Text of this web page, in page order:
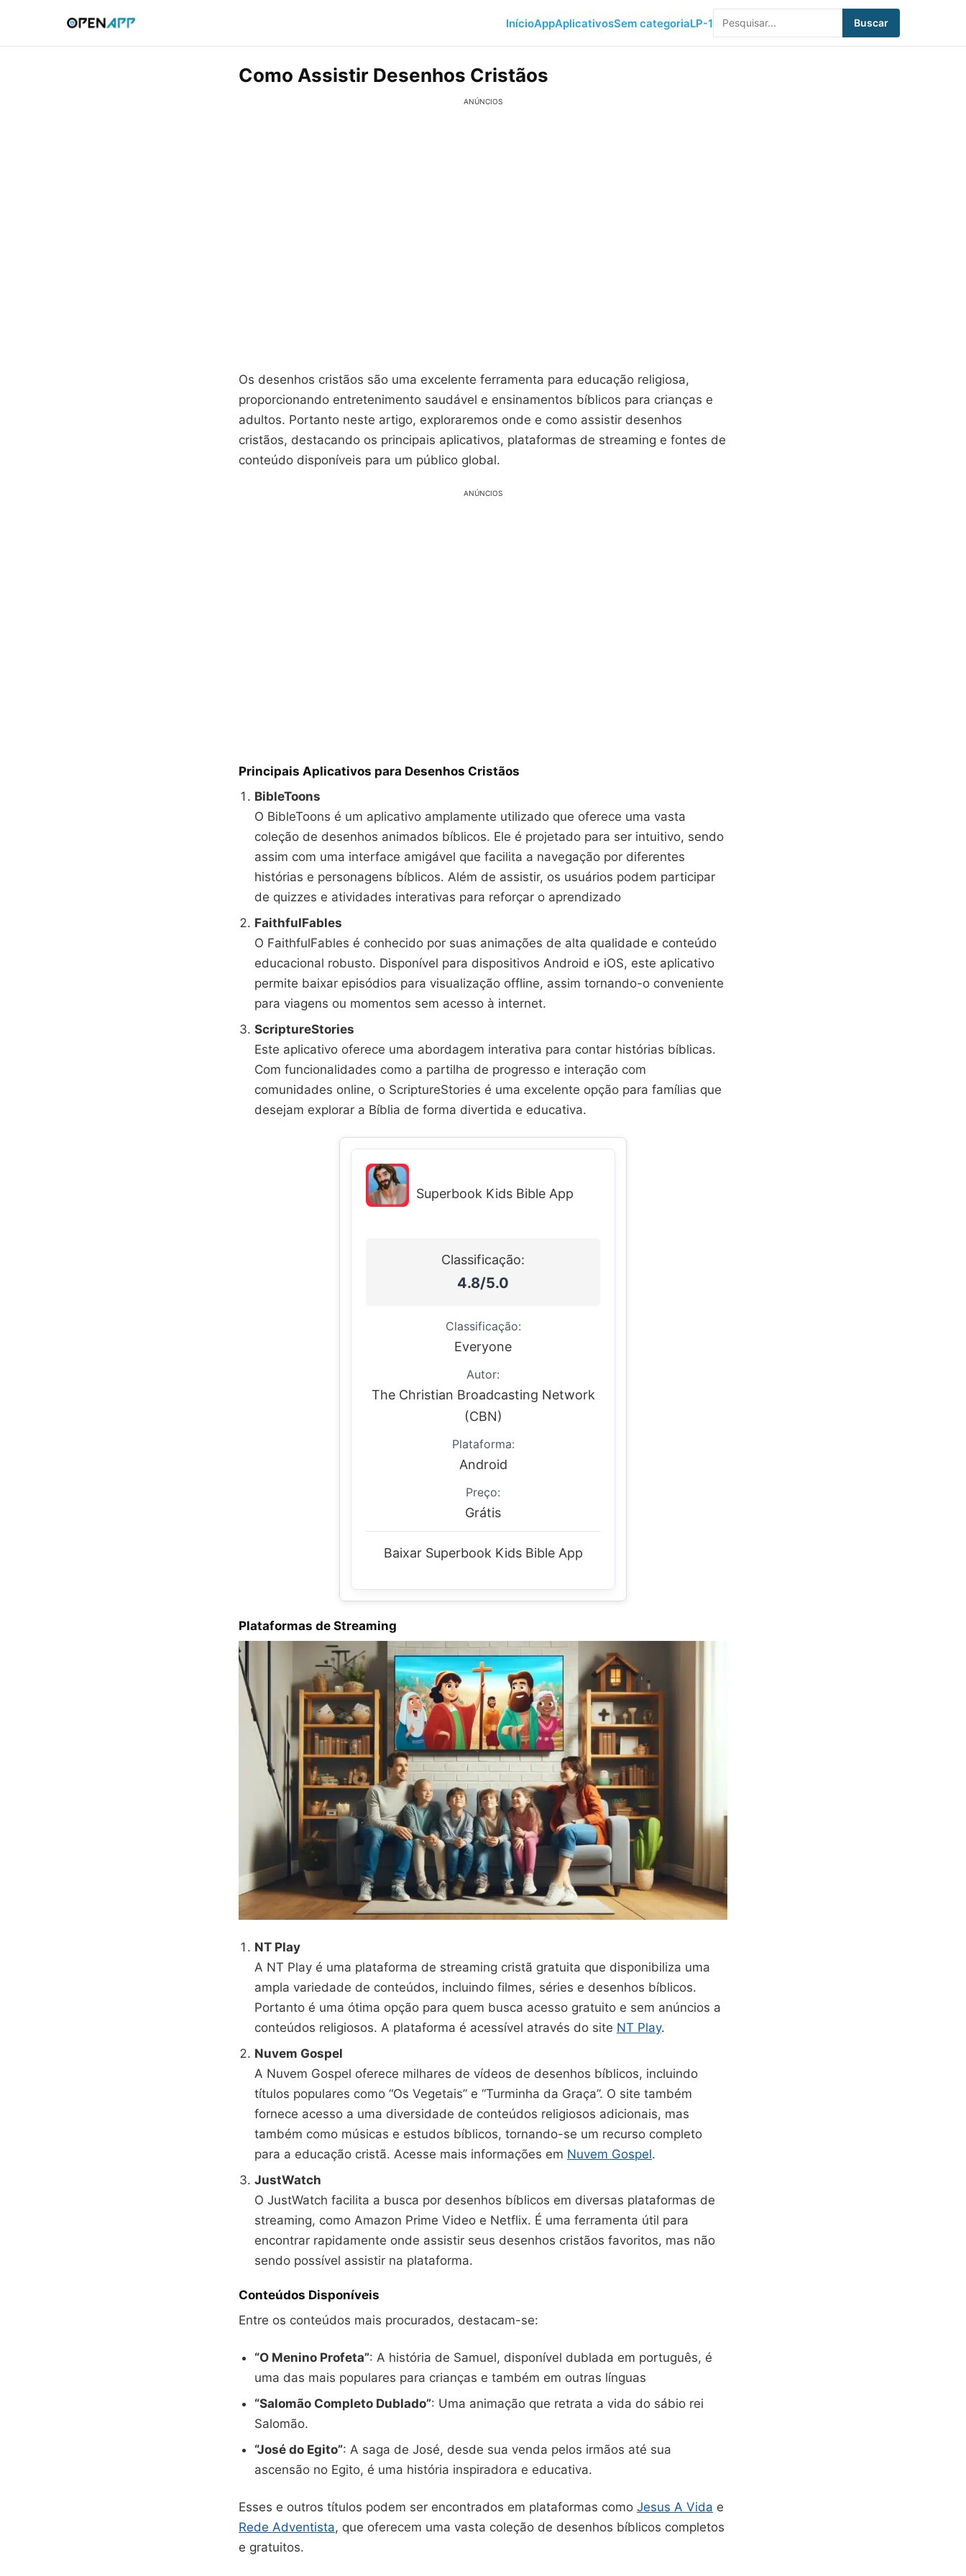
InícioAppAplicativosSem categoriaLP-1 Buscar
Como Assistir Desenhos Cristãos
ANÚNCIOS
Os desenhos cristãos são uma excelente ferramenta para educação religiosa,
proporcionando entretenimento saudável e ensinamentos bíblicos para crianças e
adultos. Portanto neste artigo, exploraremos onde e como assistir desenhos
cristãos, destacando os principais aplicativos, plataformas de streaming e fontes de
conteúdo disponíveis para um público global.
ANÚNCIOS
Principais Aplicativos para Desenhos Cristãos
BibleToons
O BibleToons é um aplicativo amplamente utilizado que oferece uma vasta
coleção de desenhos animados bíblicos. Ele é projetado para ser intuitivo, sendo
assim com uma interface amigável que facilita a navegação por diferentes
histórias e personagens bíblicos. Além de assistir, os usuários podem participar
de quizzes e atividades interativas para reforçar o aprendizado
FaithfulFables
O FaithfulFables é conhecido por suas animações de alta qualidade e conteúdo
educacional robusto. Disponível para dispositivos Android e iOS, este aplicativo
permite baixar episódios para visualização offline, assim tornando-o conveniente
para viagens ou momentos sem acesso à internet.
ScriptureStories
Este aplicativo oferece uma abordagem interativa para contar histórias bíblicas.
Com funcionalidades como a partilha de progresso e interação com
comunidades online, o ScriptureStories é uma excelente opção para famílias que
desejam explorar a Bíblia de forma divertida e educativa.
Superbook Kids Bible App
Classificação:
4.8/5.0
Classificação:
Everyone
Autor:
The Christian Broadcasting Network
(CBN)
Plataforma:
Android
Preço:
Grátis
Baixar Superbook Kids Bible App
Plataformas de Streaming
NT Play
A NT Play é uma plataforma de streaming cristã gratuita que disponibiliza uma
ampla variedade de conteúdos, incluindo filmes, séries e desenhos bíblicos.
Portanto é uma ótima opção para quem busca acesso gratuito e sem anúncios a
conteúdos religiosos. A plataforma é acessível através do site NT Play.
Nuvem Gospel
A Nuvem Gospel oferece milhares de vídeos de desenhos bíblicos, incluindo
títulos populares como “Os Vegetais” e “Turminha da Graça”. O site também
fornece acesso a uma diversidade de conteúdos religiosos adicionais, mas
também como músicas e estudos bíblicos, tornando-se um recurso completo
para a educação cristã. Acesse mais informações em Nuvem Gospel.
JustWatch
O JustWatch facilita a busca por desenhos bíblicos em diversas plataformas de
streaming, como Amazon Prime Video e Netflix. É uma ferramenta útil para
encontrar rapidamente onde assistir seus desenhos cristãos favoritos, mas não
sendo possível assistir na plataforma.
Conteúdos Disponíveis
Entre os conteúdos mais procurados, destacam-se:
“O Menino Profeta”: A história de Samuel, disponível dublada em português, é
uma das mais populares para crianças e também em outras línguas
“Salomão Completo Dublado”: Uma animação que retrata a vida do sábio rei
Salomão.
“José do Egito”: A saga de José, desde sua venda pelos irmãos até sua
ascensão no Egito, é uma história inspiradora e educativa.
Esses e outros títulos podem ser encontrados em plataformas como Jesus A Vida e
Rede Adventista, que oferecem uma vasta coleção de desenhos bíblicos completos
e gratuitos.